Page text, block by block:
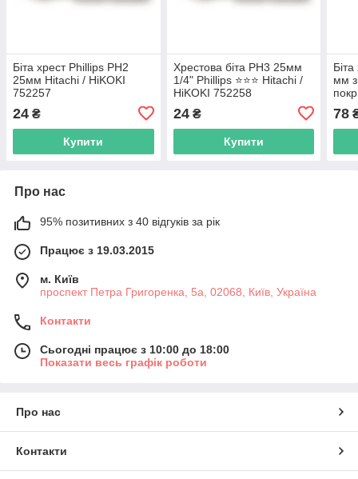
Біта хрест Phillips РН2
25мм Hitachi / HiKOKI
752257
24 ₴
Купити
Хрестова біта PH3 25мм
1/4" Phillips ⭐️⭐️⭐️ Hitachi /
HiKOKI 752258
24₴
Купити
мм
78
Про нас
95% позитивних з 40 відгуків за рік
Працює з 19.03.2015
м. Київ
проспект Петра Григоренка, 5а, 02068, Київ, Україна
Контакти
Сьогодні працює з 10:00 до 18:00
Показати весь графік роботи
Про нас
Контакти